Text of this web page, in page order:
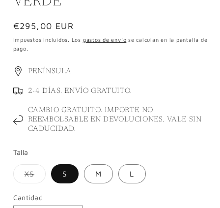
Precio
habitual
€295,00 EUR
Impuestos incluidos. Los gastos de envío se calculan en la pantalla de
pago.
PENÍNSULA
2-4 DÍAS. ENVÍO GRATUITO.
CAMBIO GRATUITO. IMPORTE NO
REEMBOLSABLE EN DEVOLUCIONES. VALE SIN
CADUCIDAD.
Talla
XSVariante
agotada
no
disponible
S M L
Cantidad